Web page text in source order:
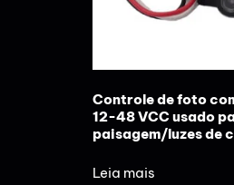
Controle de foto
12-48 VCC usado
paisagem/luzes de
Leia mais